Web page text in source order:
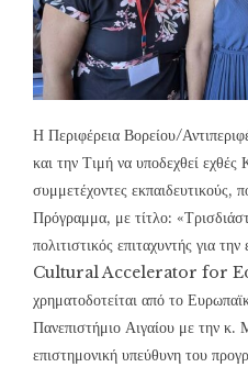
Η Περιφέρεια Βορείου/
και την Τιμή να υποδεχθεί εχθές
συμμετέχοντες
Πρόγραμμα, με τίτλο:
πολιτιστικός επιταχυντής
Cultural Accelerator for
χρηματοδοτείται από το
Πανεπιστήμιο Αιγαίου με την
επιστημονική υπεύθυνη του